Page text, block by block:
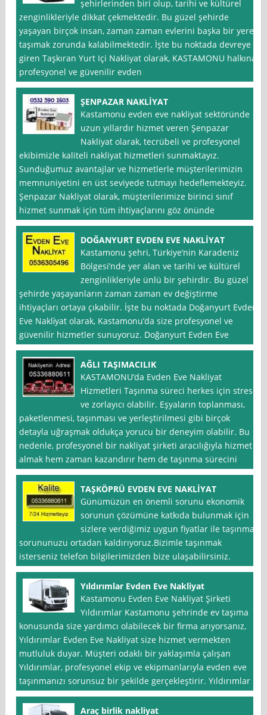
şehirlerinden biri olup, tarihi ve kültürel
zenginlikleriyle dikkat çekmektedir. Bu güzel şehirde
yaşayan birçok insan, zaman zaman evlerini başka bir yere
taşımak zorunda kalabilmektedir. İşte bu noktada devreye
giren Taşkıran Yurt Içi Nakliyat olarak, KASTAMONU halkına
profesyonel ve güvenilir evden
ŞENPAZAR NAKLİYAT
Kastamonu evden eve nakliyat sektöründe
uzun yıllardır hizmet veren Şenpazar
Nakliyat olarak, tecrübeli ve profesyonel
ekibimizle kaliteli nakliyat hizmetleri sunmaktayız.
Sunduğumuz avantajlar ve hizmetlerle müşterilerimizin
memnuniyetini en üst seviyede tutmayı hedeflemekteyiz.
Şenpazar Nakliyat olarak, müşterilerimize birinci sınıf
hizmet sunmak için tüm ihtiyaçlarını göz önünde
DOĞANYURT EVDEN EVE NAKLİYAT
Kastamonu şehri, Türkiye’nin Karadeniz
Bölgesi’nde yer alan ve tarihi ve kültürel
zenginlikleriyle ünlü bir şehirdir. Bu güzel
şehirde yaşayanların zaman zaman ev değiştirme
ihtiyaçları ortaya çıkabilir. İşte bu noktada Doğanyurt Evden
Eve Nakli̇yat olarak, Kastamonu’da size profesyonel ve
güvenilir hizmetler sunuyoruz. Doğanyurt Evden Eve
AĞLI TAŞIMACILIK
KASTAMONU’da Evden Eve Nakliyat
Hizmetleri Taşınma süreci herkes için stresli
ve zorlayıcı olabilir. Eşyaların toplanması,
paketlenmesi, taşınması ve yerleştirilmesi gibi birçok
detayla uğraşmak oldukça yorucu bir deneyim olabilir. Bu
nedenle, profesyonel bir nakliyat şirketi aracılığıyla hizmet
almak hem zaman kazandırır hem de taşınma sürecini
TAŞKÖPRÜ EVDEN EVE NAKLİYAT
Günümüzün en önemli sorunu ekonomik
sorunun çözümüne katkıda bulunmak için
sizlere verdiğimiz uygun fiyatlar ile taşınma
sorununuzu ortadan kaldırıyoruz.Bizimle taşınmak
isterseniz telefon bilgilerimizden bize ulaşabilirsiniz.
Yıldırımlar Evden Eve Nakliyat
Kastamonu Evden Eve Nakliyat Şirketi
Yıldırımlar Kastamonu şehrinde ev taşıma
konusunda size yardımcı olabilecek bir firma arıyorsanız,
Yıldırımlar Evden Eve Nakliyat size hizmet vermekten
mutluluk duyar. Müşteri odaklı bir yaklaşımla çalışan
Yıldırımlar, profesyonel ekip ve ekipmanlarıyla evden eve
taşınmanızı sorunsuz bir şekilde gerçekleştirir. Yıldırımlar
Araç birlik nakliyat